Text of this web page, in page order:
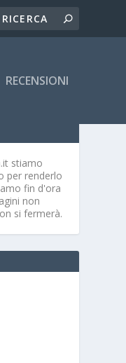
RECENSIONI
stiamo
per renderlo
fin d'ora
non
si fermerà.